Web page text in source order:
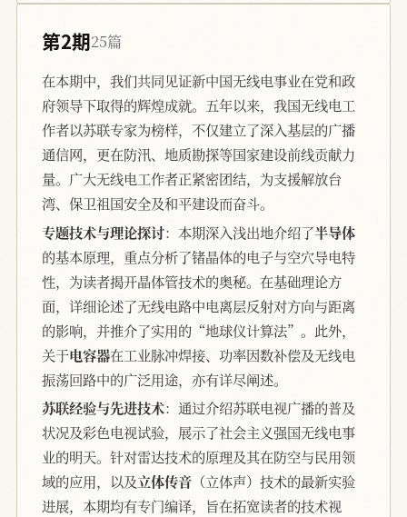
第2期25篇
在本期中，我们共同见证新中国无线电事业在党和政
府领导下取得的辉煌成就。五年以来，我国无线电工
作者以苏联专家为榜样，不仅建立了深入基层的广播
通信网，更在防汛、地质勘探等国家建设前线贡献力
量。广大无线电工作者正紧密团结，为支援解放台
湾、保卫祖国安全及和平建设而奋斗。
专题技术与理论探讨：本期深入浅出地介绍了半导体
的基本原理，重点分析了锗晶体的电子与空穴导电特
性，为读者揭开晶体管技术的奥秘。在基础理论方
面，详细论述了无线电路中电离层反射对方向与距离
的影响，并推介了实用的“地球仪计算法”。此外，
关于电容器在工业脉冲焊接、功率因数补偿及无线电
振荡回路中的广泛用途，亦有详尽阐述。
苏联经验与先进技术：通过介绍苏联电视广播的普及
状况及彩色电视试验，展示了社会主义强国无线电事
业的明天。针对雷达技术的原理及其在防空与民用领
域的应用，以及立体传音 （立体声）技术的最新实验
进展，本期均有专门编译，旨在拓宽读者的技术视